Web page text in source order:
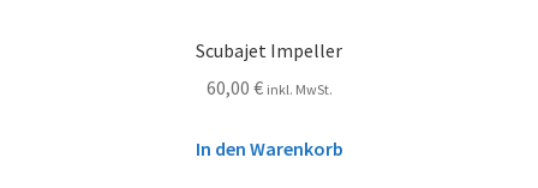
Scubajet Impeller
60,00 € inkl. MwSt.
In den Warenkorb